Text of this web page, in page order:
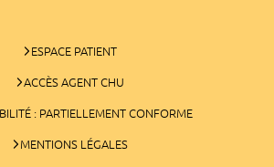
ESPACE PATIENT
ACCÈS AGENT CHU
: PARTIELLEMENT CONFORME
MENTIONS LÉGALES